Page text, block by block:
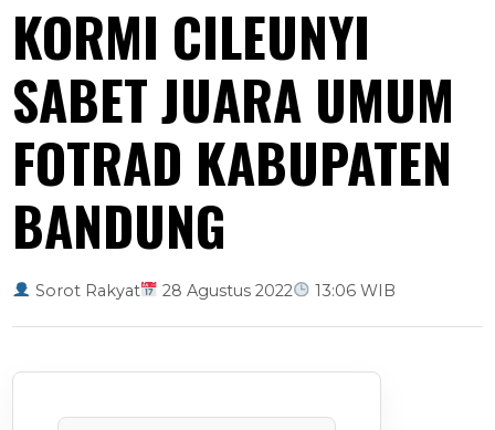
KORMI CILEUNYI
SABET JUARA UMUM
FOTRAD KABUPATEN
BANDUNG
Sorot Rakyat 28 Agustus 2022 13:06 WIB